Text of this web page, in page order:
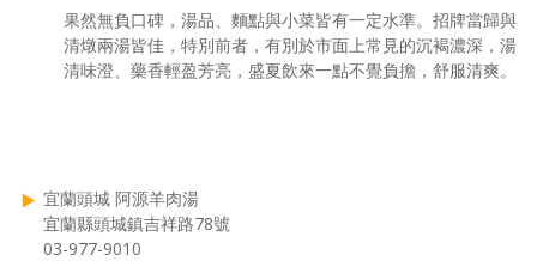
果然無負口碑，湯品、麵點與小菜皆有一定水準。招牌當歸與
清燉兩湯皆佳，特別前者，有別於市面上常見的沉褐濃深，湯
清味澄、藥香輕盈芳亮，盛夏飲來一點不覺負擔，舒服清爽。
宜蘭頭城 阿源羊肉湯
宜蘭縣頭城鎮吉祥路78號
03-977-9010